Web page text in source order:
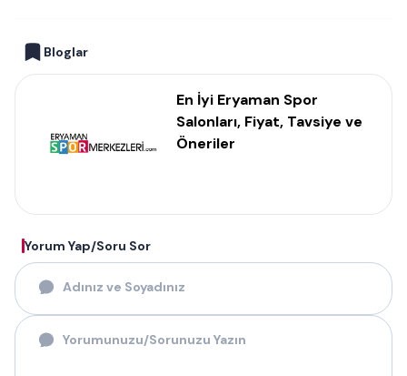
Bloglar
En İyi Eryaman Spor
Salonları, Fiyat, Tavsiye ve
Öneriler
Yorum Yap/Soru Sor